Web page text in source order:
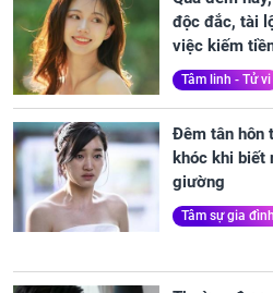
độc đắc, tài
việc kiếm
Tâm linh - Tử vi
Đêm tân hôn
khóc khi biết
giường
Tâm sự gia đình